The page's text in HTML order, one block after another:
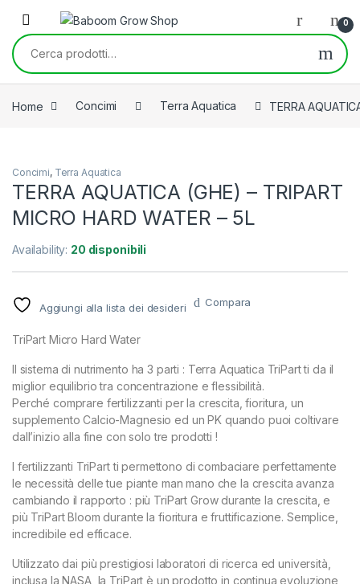
Skip to navigation
Skip to content
0
Cerca:
Home Concimi Terra Aquatica TERRA
Concimi, Terra Aquatica
TERRA AQUATICA (GHE) – TRIPART
MICRO HARD WATER – 5L
Availability: 20 disponibili
Aggiungi alla lista dei desideri Compara
TriPart Micro Hard Water
Il sistema di nutrimento ha 3 parti : Terra Aquatica TriPart ti da il
miglior equilibrio tra concentrazione e flessibilità.
Perché comprare fertilizzanti per la crescita, fioritura, un
supplemento Calcio-Magnesio ed un PK quando puoi coltivare
dall’inizio alla fine con solo tre prodotti !
I fertilizzanti TriPart ti permettono di combaciare perfettamente
le necessità delle tue piante man mano che la crescita avanza
cambiando il rapporto : più TriPart Grow durante la crescita, e
più TriPart Bloom durante la fioritura e fruttificazione. Semplice,
incredibile ed efficace.
Utilizzato dai più prestigiosi laboratori di ricerca ed università,
inclusa la NASA, la TriPart è un prodotto in continua evoluzione